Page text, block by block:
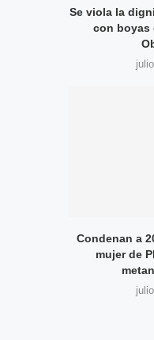
Se viola la
con boyas
Condenan a
mujer de